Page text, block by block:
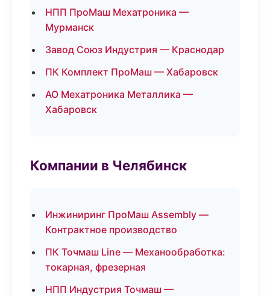
НПП ПроМаш Мехатроника —
Мурманск
Завод Союз Индустрия — Краснодар
ПК Комплект ПроМаш — Хабаровск
АО Мехатроника Металлика —
Хабаровск
Компании в Челябинск
Инжиниринг ПроМаш Assembly —
Контрактное производство
ПК Точмаш Line — Механообработка:
токарная, фрезерная
НПП Индустрия Точмаш —